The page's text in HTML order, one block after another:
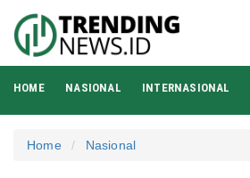
HOME NASIONAL INTERNASIONAL
Home Nasional